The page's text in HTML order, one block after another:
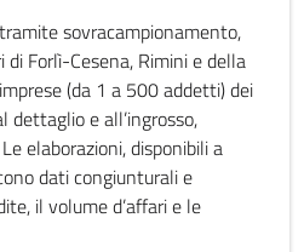
sovracampionamento,
Forlì-Cesena, Rimini e della
(da 1 a 500 addetti) dei
dettaglio e all’ingrosso,
elaborazioni, disponibili a
dati congiunturali e
il volume d’affari e le